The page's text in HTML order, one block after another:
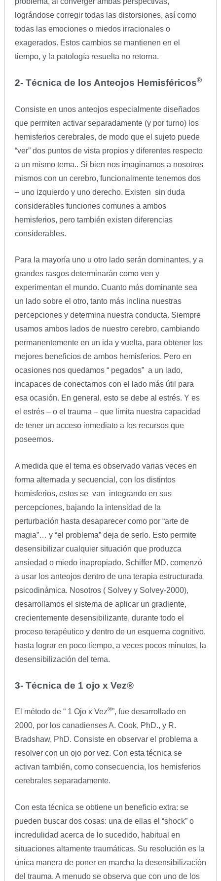
lográndose corregir todas las distorsiones, así como
todas las emociones o miedos irracionales o
exagerados. Estos cambios se mantienen en el
tiempo, y la patología resuelta no retorna.
2- Técnica de los Anteojos Hemisféricos®
Consiste en unos anteojos especialmente diseñados
que permiten activar separadamente (y por turno) los
hemisferios cerebrales, de modo que el sujeto puede
“ver” dos puntos de vista propios y diferentes respecto
a un mismo tema.. Si bien nos imaginamos a nosotros
mismos con un cerebro, funcionalmente tenemos dos
– uno izquierdo y uno derecho. Existen sin duda
considerables funciones comunes a ambos
hemisferios, pero también existen diferencias
considerables.
Para la mayoría uno u otro lado serán dominantes, y a
grandes rasgos determinarán como ven y
experimentan el mundo. Cuanto más dominante sea
un lado sobre el otro, tanto más inclina nuestras
percepciones y determina nuestra conducta. Siempre
usamos ambos lados de nuestro cerebro, cambiando
permanentemente en un ida y vuelta, para obtener los
mejores beneficios de ambos hemisferios. Pero en
ocasiones nos quedamos “ pegados” a un lado,
incapaces de conectarnos con el lado más útil para
esa ocasión. En general, esto se debe al estrés. Y es
el estrés – o el trauma – que limita nuestra capacidad
de tener un acceso inmediato a los recursos que
poseemos.
A medida que el tema es observado varias veces en
forma alternada y secuencial, con los distintos
hemisferios, estos se van integrando en sus
percepciones, bajando la intensidad de la
perturbación hasta desaparecer como por “arte de
magia”… y “el problema” deja de serlo. Esto permite
desensibilizar cualquier situación que produzca
ansiedad o miedo inapropiado. Schiffer MD. comenzó
a usar los anteojos dentro de una terapia estructurada
psicodinámica. Nosotros ( Solvey y Solvey-2000),
desarrollamos el sistema de aplicar un gradiente,
crecientemente desensibilizante, durante todo el
proceso terapéutico y dentro de un esquema cognitivo,
hasta lograr en poco tiempo, a veces pocos minutos, la
desensibilización del tema.
3- Técnica de 1 ojo x Vez®
El método de “ 1 Ojo x Vez®”, fue desarrollado en
2000, por los canadienses A. Cook, PhD., y R.
Bradshaw, PhD. Consiste en observar el problema a
resolver con un ojo por vez. Con esta técnica se
activan también, como consecuencia, los hemisferios
cerebrales separadamente.
Con esta técnica se obtiene un beneficio extra: se
pueden buscar dos cosas: una de ellas el “shock” o
incredulidad acerca de lo sucedido, habitual en
situaciones altamente traumáticas. Su resolución es la
única manera de poner en marcha la desensibilización
del trauma. A menudo se observa que con uno de los